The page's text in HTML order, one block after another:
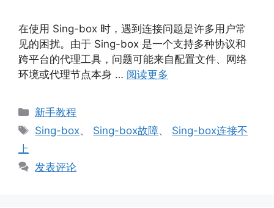
在使用 Sing-box 时，遇到连接问题是许多用户常
见的困扰。由于 Sing-box 是一个支持多种协议和
跨平台的代理工具，问题可能来自配置文件、网络
环境或代理节点本身 … 阅读更多
分
类
新手教程
标
Sing-box、 Sing-box故障、 Sing-box连接不
上
发表评论